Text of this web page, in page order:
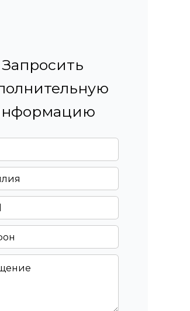
Запросить